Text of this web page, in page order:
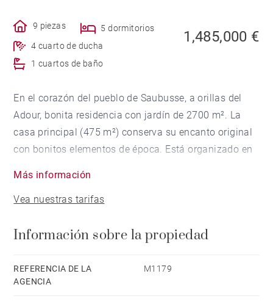
9 piezas
5 dormitorios
4 cuarto de ducha
1 cuartos de baño
1,485,000 €
En el corazón del pueblo de Saubusse, a orillas del
Adour, bonita residencia con jardín de 2700 m². La
casa principal (475 m²) conserva su encanto original
con bonitos elementos de época. Está organizado en
juegos y recepción.
con 2 viviendas, 5 dormitorios, 4 baños.
calderas, garajes completan la propiedad.
Gran potencial para desarrollar una actividad turística
Más información
Vea nuestras tarifas
Información sobre la propiedad
REFERENCIA DE LA
AGENCIA
M1179